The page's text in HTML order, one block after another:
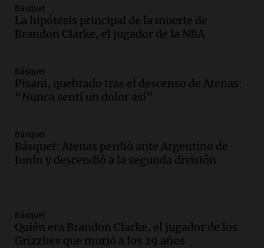
Básquet
La hipótesis principal de la muerte de
Brandon Clarke, el jugador de la NBA
Básquet
Pisani, quebrado tras el descenso de Atenas:
“Nunca sentí un dolor así”
Básquet
Básquet: Atenas perdió ante Argentino de
Junín y descendió a la segunda división
Básquet
Quién era Brandon Clarke, el jugador de los
Grizzlies que murió a los 29 años